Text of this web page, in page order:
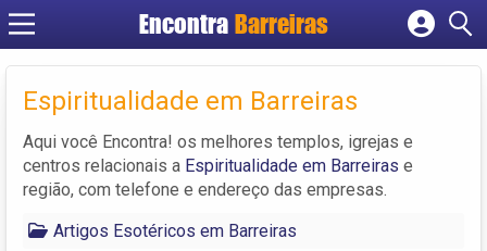
EncontraBarreiras
Cadastrar empresa
Criar conta
Espiritualidade em Barreiras
Aqui você Encontra! os melhores templos, igrejas e
centros relacionais a Espiritualidade em Barreiras e
região, com telefone e endereço das empresas.
Artigos Esotéricos em Barreiras